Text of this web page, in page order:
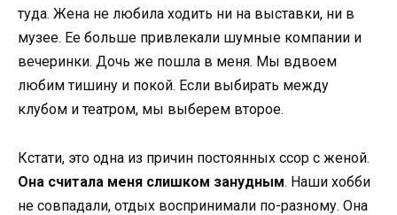
туда. Жена не любила ходить ни на выставки, ни в
музее. Ее больше привлекали шумные компании и
вечеринки. Дочь же пошла в меня. Мы вдвоем
любим тишину и покой. Если выбирать между
клубом и театром, мы выберем второе.
Кстати, это одна из причин постоянных ссор с женой.
Она считала меня слишком занудным. Наши хобби
не совпадали, отдых воспринимали по-разному. Она